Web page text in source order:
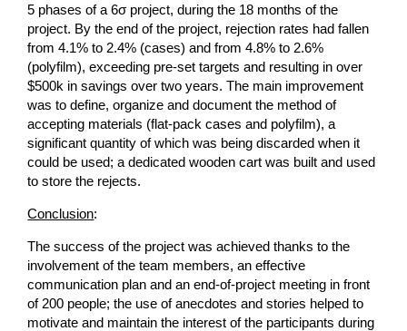
5 phases of a 6σ project, during the 18 months of the
project. By the end of the project, rejection rates had fallen
from 4.1% to 2.4% (cases) and from 4.8% to 2.6%
(polyfilm), exceeding pre-set targets and resulting in over
$500k in savings over two years. The main improvement
was to define, organize and document the method of
accepting materials (flat-pack cases and polyfilm), a
significant quantity of which was being discarded when it
could be used; a dedicated wooden cart was built and used
to store the rejects.
Conclusion:
The success of the project was achieved thanks to the
involvement of the team members, an effective
communication plan and an end-of-project meeting in front
of 200 people; the use of anecdotes and stories helped to
motivate and maintain the interest of the participants during